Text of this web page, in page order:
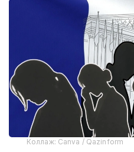
Коллаж: Canva / Qazinform